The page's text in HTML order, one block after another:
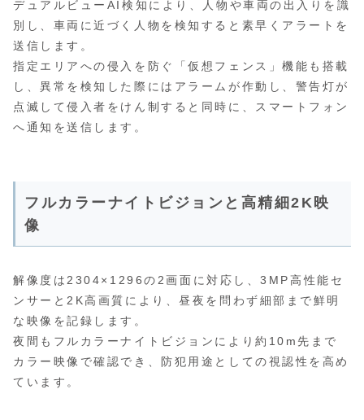
デュアルビューAI検知により、人物や車両の出入りを識
別し、車両に近づく人物を検知すると素早くアラートを
送信します。
指定エリアへの侵入を防ぐ「仮想フェンス」機能も搭載
し、異常を検知した際にはアラームが作動し、警告灯が
点滅して侵入者をけん制すると同時に、スマートフォン
へ通知を送信します。
フルカラーナイトビジョンと高精細2K映
像
解像度は2304×1296の2画面に対応し、3MP高性能セ
ンサーと2K高画質により、昼夜を問わず細部まで鮮明
な映像を記録します。
夜間もフルカラーナイトビジョンにより約10m先まで
カラー映像で確認でき、防犯用途としての視認性を高め
ています。